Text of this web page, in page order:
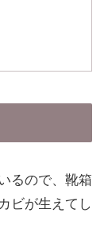
るので、靴箱
ビが生えてし